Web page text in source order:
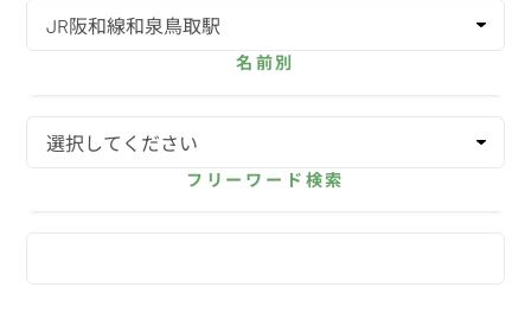
名前別
フリーワード検索